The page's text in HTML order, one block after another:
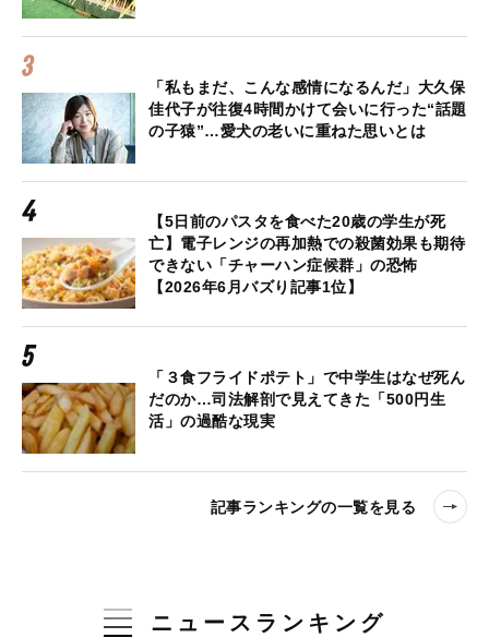
「私もまだ、こんな感情になるんだ」大久保
佳代子が往復4時間かけて会いに行った“話題
の子猿”…愛犬の老いに重ねた思いとは
【5日前のパスタを食べた20歳の学生が死
亡】電子レンジの再加熱での殺菌効果も期待
できない「チャーハン症候群」の恐怖
【2026年6月バズり記事1位】
「３食フライドポテト」で中学生はなぜ死ん
だのか…司法解剖で見えてきた「500円生
活」の過酷な現実
記事ランキングの一覧を見る
ニュースランキング